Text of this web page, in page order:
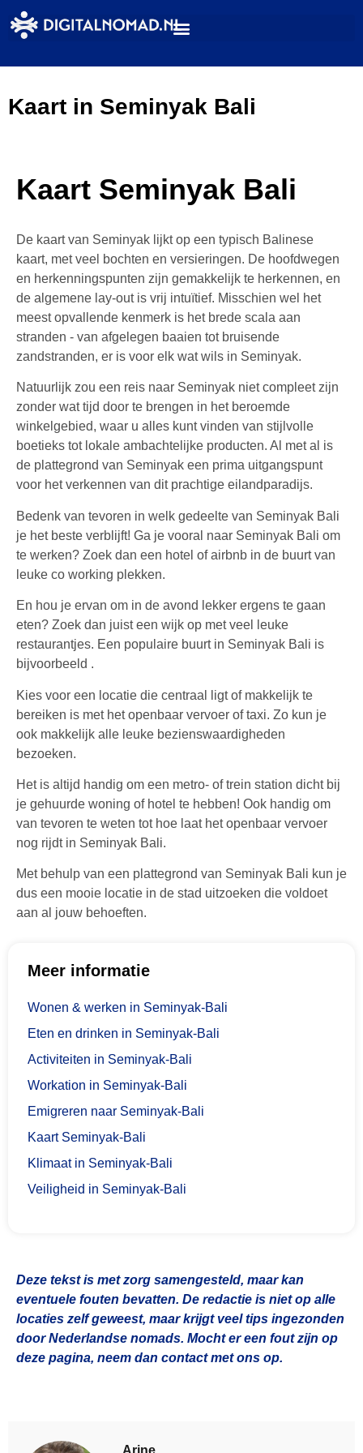
Kaart in Seminyak Bali
Kaart Seminyak Bali
De kaart van Seminyak lijkt op een typisch Balinese
kaart, met veel bochten en versieringen. De hoofdwegen
en herkenningspunten zijn gemakkelijk te herkennen, en
de algemene lay-out is vrij intuïtief. Misschien wel het
meest opvallende kenmerk is het brede scala aan
stranden - van afgelegen baaien tot bruisende
zandstranden, er is voor elk wat wils in Seminyak.
Natuurlijk zou een reis naar Seminyak niet compleet zijn
zonder wat tijd door te brengen in het beroemde
winkelgebied, waar u alles kunt vinden van stijlvolle
boetieks tot lokale ambachtelijke producten. Al met al is
de plattegrond van Seminyak een prima uitgangspunt
voor het verkennen van dit prachtige eilandparadijs.
Bedenk van tevoren in welk gedeelte van Seminyak Bali
je het beste verblijft! Ga je vooral naar Seminyak Bali om
te werken? Zoek dan een hotel of airbnb in de buurt van
leuke co working plekken.
En hou je ervan om in de avond lekker ergens te gaan
eten? Zoek dan juist een wijk op met veel leuke
restaurantjes. Een populaire buurt in Seminyak Bali is
bijvoorbeeld .
Kies voor een locatie die centraal ligt of makkelijk te
bereiken is met het openbaar vervoer of taxi. Zo kun je
ook makkelijk alle leuke bezienswaardigheden
bezoeken.
Het is altijd handig om een metro- of trein station dicht bij
je gehuurde woning of hotel te hebben! Ook handig om
van tevoren te weten tot hoe laat het openbaar vervoer
nog rijdt in Seminyak Bali.
Met behulp van een plattegrond van Seminyak Bali kun je
dus een mooie locatie in de stad uitzoeken die voldoet
aan al jouw behoeften.
Meer informatie
Wonen & werken in Seminyak-Bali
Eten en drinken in Seminyak-Bali
Activiteiten in Seminyak-Bali
Workation in Seminyak-Bali
Emigreren naar Seminyak-Bali
Kaart Seminyak-Bali
Klimaat in Seminyak-Bali
Veiligheid in Seminyak-Bali
Deze tekst is met zorg samengesteld, maar kan
eventuele fouten bevatten. De redactie is niet op alle
locaties zelf geweest, maar krijgt veel tips ingezonden
door Nederlandse nomads. Mocht er een fout zijn op
deze pagina, neem dan contact met ons op.